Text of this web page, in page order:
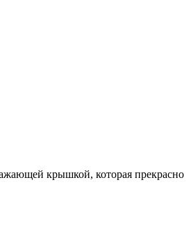
крышкой, которая прекрасно